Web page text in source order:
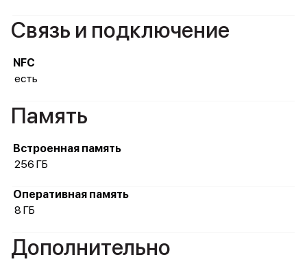
Связь и подключение
NFC
есть
Память
Встроенная память
256 ГБ
Оперативная память
8 ГБ
Дополнительно